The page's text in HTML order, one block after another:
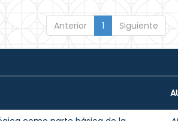
Anterior 1 Siguiente